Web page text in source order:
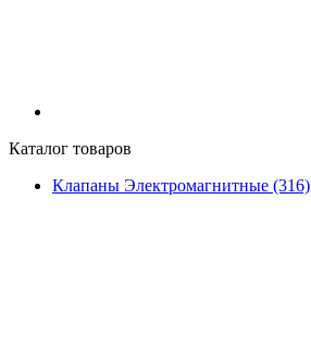
Каталог товаров
Клапаны Электромагнитные (316)